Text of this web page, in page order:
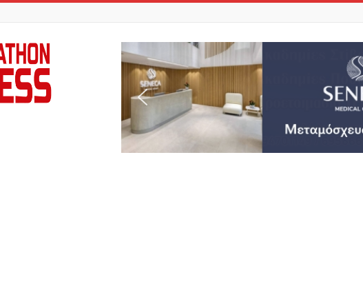
Marathon
Press